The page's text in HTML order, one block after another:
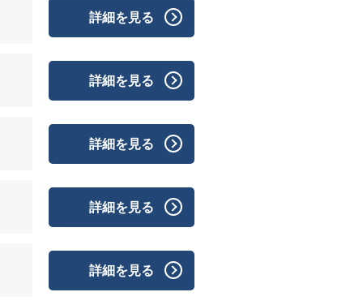
詳細を見る
詳細を見る
詳細を見る
詳細を見る
詳細を見る